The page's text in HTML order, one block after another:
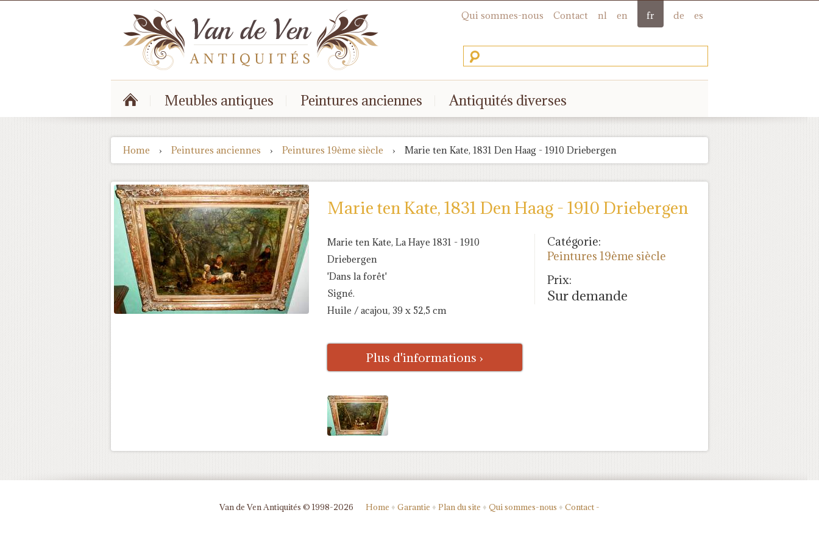
es
de
fr
en
nl
Contact
Qui sommes-nous
Meubles antiques Peintures anciennes Antiquités diverses
Home › Peintures anciennes › Peintures 19ème siècle › Marie ten Kate, 1831 Den Haag - 1910 Driebergen
Marie ten Kate, 1831 Den Haag - 1910 Driebergen
Marie ten Kate, La Haye 1831 - 1910
Driebergen
'Dans la forêt'
Signé.
Huile / acajou, 39 x 52,5 cm
Catégorie:
Peintures 19ème siècle
Prix:
Sur demande
Plus d'informations ›
Van de Ven Antiquités © 1998-2026 Home ♦ Garantie ♦ Plan du site ♦ Qui sommes-nous ♦ Contact -